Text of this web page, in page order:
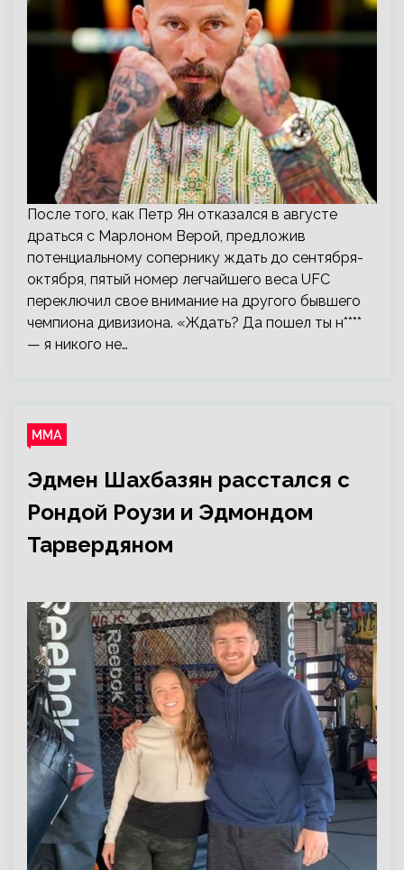
После того, как Петр Ян отказался в августе
драться с Марлоном Верой, предложив
потенциальному сопернику ждать до сентября-
октября, пятый номер легчайшего веса UFC
переключил свое внимание на другого бывшего
чемпиона дивизиона. «Ждать? Да пошел ты н****
— я никого не…
ММА
Эдмен Шахбазян расстался с
Рондой Роузи и Эдмондом
Тарвердяном